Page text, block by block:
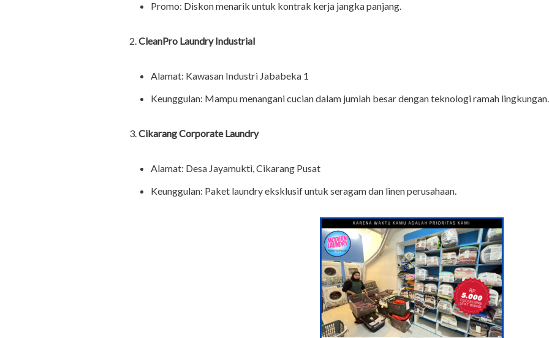
Promo: Diskon menarik untuk kontrak kerja jangka panjang.
CleanPro Laundry Industrial
Alamat: Kawasan Industri Jababeka 1
Keunggulan: Mampu menangani cucian dalam jumlah besar dengan teknologi ramah lingkungan.
Cikarang Corporate Laundry
Alamat: Desa Jayamukti, Cikarang Pusat
Keunggulan: Paket laundry eksklusif untuk seragam dan linen perusahaan.